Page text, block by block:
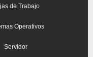
de Trabajo
Operativos
Servidor